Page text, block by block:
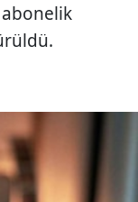
abonelik